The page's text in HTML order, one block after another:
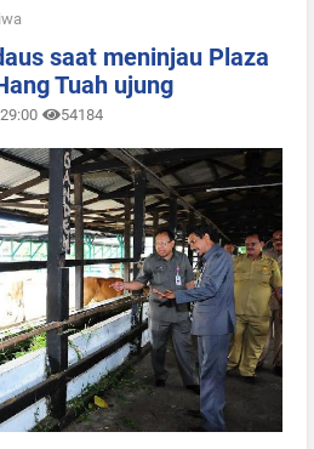
saat meninjau Plaza
Tuah ujung
54184